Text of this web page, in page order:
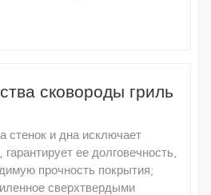
сковороды гриль
стенок и дна исключает
ее долговечность,
прочность покрытия;
сверхтвердыми